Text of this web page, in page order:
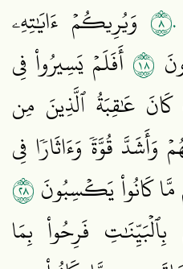
٨٠ وَيُرِيكُمۡ ءَايَٰتِهِۦ
٨١ أَفَلَمۡ يَسِيرُواْ فِي
عَٰقِبَةُ ٱلَّذِينَ مِن
وَأَشَدَّ قُوَّةٗ وَءَاثَارٗا فِي
كَانُواْ يَكۡسِبُونَ٨٢
فَرِحُواْ بِمَا